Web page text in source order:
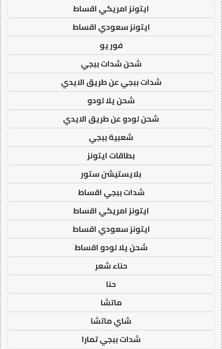
ايتونز امريكي اقساط
ايتونز سعودي اقساط
فور يو
شحن شدات ببجي
شدات ببجي عن طريق الايدي
شحن يلا لودو
شحن لودو عن طريق الايدي
شعبية ببجي
بطاقات ايتونز
بلايستيشن ستور
شدات ببجي اقساط
ايتونز امريكي اقساط
ايتونز سعودي اقساط
شحن يلا لودو اقساط
حناء شعر
حنا
ماتشا
شاي ماتشا
شدات ببجي تمارا